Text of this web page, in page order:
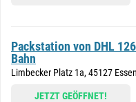
Packstation von DHL
Bahn
Limbecker Platz 1a, 45127 Essen
JETZT GEÖFFNET!